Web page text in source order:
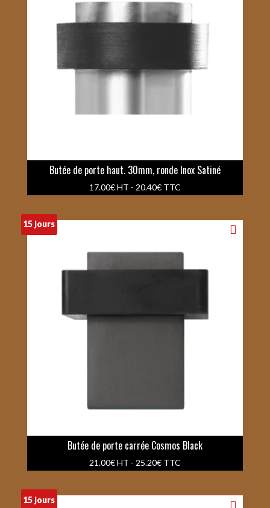
Butée de porte haut. 30mm, ronde Inox Satiné
17.00€HT - 20.40€TTC
15 jours
Butée de porte carrée Cosmos Black
21.00€HT - 25.20€TTC
15 jours